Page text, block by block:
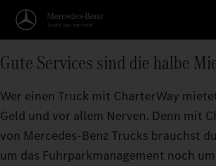
Gute Services sind die halbe
Wer einen Truck mit CharterWay
Geld und vor allem Nerven. Denn mit
von Mercedes-Benz Trucks brauchst
um das Fuhrparkmanagement noch